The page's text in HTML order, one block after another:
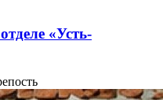
«Усть-